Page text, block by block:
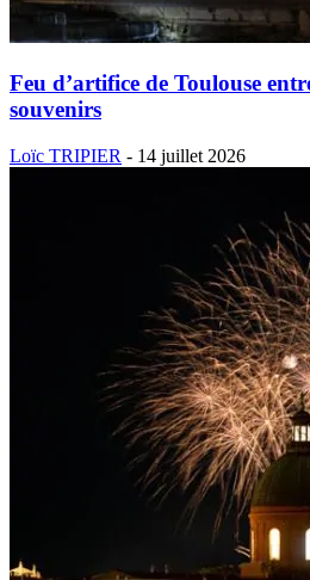
Feu d’artifice de Toulouse
souvenirs
Loïc TRIPIER - 14 juillet 2026